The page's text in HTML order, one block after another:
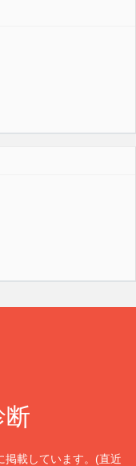
断
掲載しています。(直近